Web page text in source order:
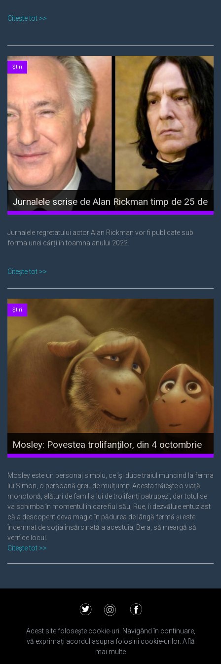
Citeşte tot >>
Știri
Jurnalele scrise de Alan Rickman timp de 25 de
ani vor fi publicate într-o carte
Jurnalele regretatului actor Alan Rickman vor fi publicate sub
forma unei cărți în toamna anului 2022.
Citeşte tot >>
Știri
Mosley: Povestea trolifanților, din 4 octombrie
în cinematografe
Mosley este un personaj simplu, ce își duce traiul muncind la ferma
lui Simon, o persoană greu de mulțumit. Acesta trăiește o viață
monotonă, alături de familia lui de trolifanți patrupezi, dar totul se
va schimba în momentul în care fiul său, Rue, îi dezvăluie entuziast
că a descoperit ceva magic în pădurea de lângă fermă și este
îndemnat de soția însărcinată a acestuia, Bera, să meargă să
verifice locul.
Citeşte tot >>
Acest site folosește cookie-uri. Navigând în continuare,
vă exprimați acordul asupra folosirii cookie-urilor. Află
mai multe